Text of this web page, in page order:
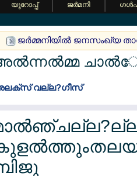
യൂറോപ്പ് ജര്‍മനി
ജര്‍മ്മനിയില്‍ ജനസംഖ്യ
വല്ല?ഗീസ്